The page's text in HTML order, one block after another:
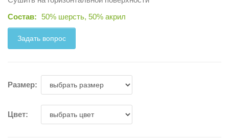
Состав: 50% шерсть, 50% акрил
Задать вопрос
Размер:
Цвет: